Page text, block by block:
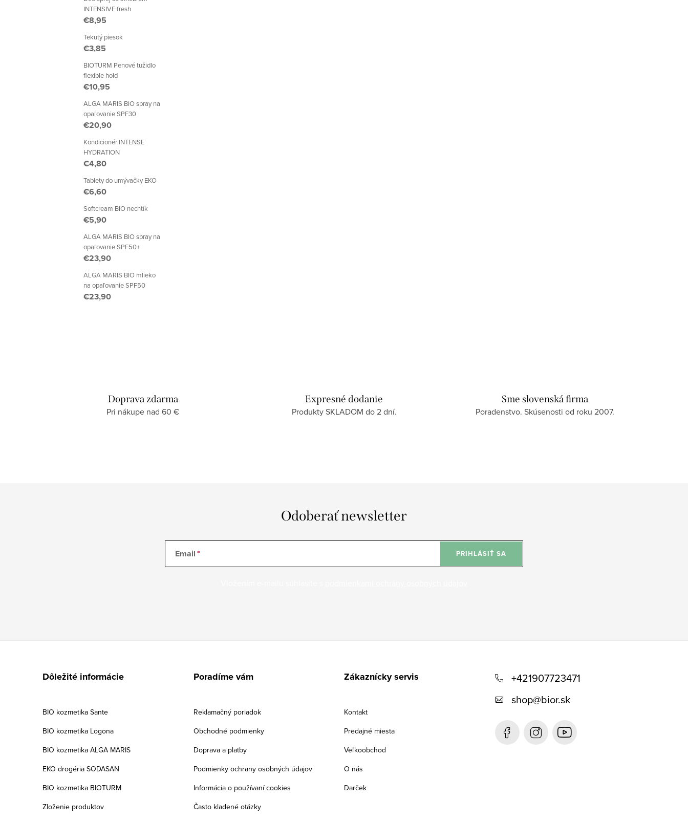
INTENSIVE fresh
€8,95
Tekutý piesok
€3,85
BIOTURM Penové tužidlo
flexible hold
€10,95
ALGA MARIS BIO spray na
opaľovanie SPF30
€20,90
Kondicionér INTENSE
HYDRATION
€4,80
Tablety do umývačky EKO
€6,60
Softcream BIO nechtík
€5,90
ALGA MARIS BIO spray na
opaľovanie SPF50+
€23,90
ALGA MARIS BIO mlieko
na opaľovanie SPF50
€23,90
Doprava zdarma
Pri nákupe nad 60 €
Expresné dodanie
Produkty SKLADOM do 2 dní.
Sme slovenská firma
Poradenstvo. Skúsenosti od roku 2007.
Odoberať newsletter
Email PRIHLÁSIŤ SA
Dôležité informácie
BIO kozmetika Sante
BIO kozmetika Logona
BIO kozmetika ALGA MARIS
EKO drogéria SODASAN
BIO kozmetika BIOTURM
Zloženie produktov
Poradíme vám
Reklamačný poriadok
Obchodné podmienky
Doprava a platby
Podmienky ochrany osobných údajov
Informácia o používaní cookies
Často kladené otázky
Zákaznícky servis
Kontakt
Predajné miesta
Veľkoobchod
O nás
Darček
+421907723471
shop@bior.sk